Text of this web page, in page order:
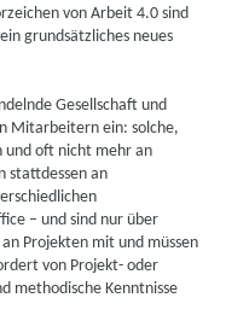
von Arbeit 4.0 sind
grundsätzliches neues
Gesellschaft und
Mitarbeitern ein: solche,
und oft nicht mehr an
stattdessen an
– und sind nur über
Projekten mit und müssen
von Projekt- oder
methodische Kenntnisse